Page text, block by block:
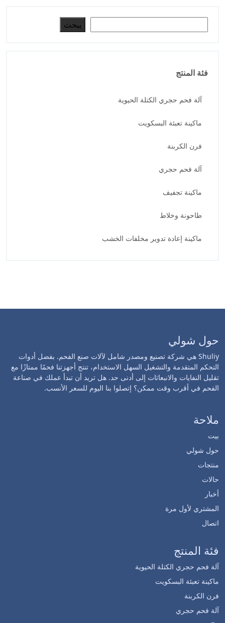
يبحث
فئة المنتج
آلة فحم حجري الكتلة الحيوية
ماكينة تعبئة البسكويت
فرن الكربنة
آلة فحم حجري
ماكينة تجفيف
طاحونة وخلاط
ماكينة إعادة تدوير مخلفات الخشب
حول شولي
Shuliy هي شركة تصنيع ومصدر شامل لآلات صنع الفحم. بفضل أدوات
التحكم المتقدمة والتشغيل السهل الاستخدام، تنتج أجهزتنا فحمًا ممتازًا مع
تقليل النفايات والانبعاثات إلى أدنى حد. هل تريد أن تبدأ عملك في صناعة
الفحم في أقرب وقت ممكن؟ إتصلوا بنا اليوم للسعر الأنسب.
ملاحة
بيت
حول شولي
منتجات
حالات
أخبار
المشتري لأول مرة
اتصال
فئة المنتج
آلة فحم حجري الكتلة الحيوية
ماكينة تعبئة البسكويت
فرن الكربنة
آلة فحم حجري